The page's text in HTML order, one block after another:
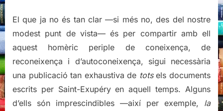
El que ja no és tan clar —si més no, des del nostre
modest punt de vista— és per compartir amb ell
aquest homèric periple de coneixença, de
reconeixença i d’autoconeixença, sigui necessària
una publicació tan exhaustiva de totsels documents
escrits per Saint-Exupéry en aquell temps. Alguns
d’ells són imprescindibles —així per exemple, la